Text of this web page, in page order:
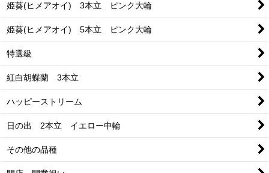
姫葵(ヒメアオイ) 3本立 ピンク大輪
姫葵(ヒメアオイ) 5本立 ピンク大輪
特選級
紅白胡蝶蘭 3本立
ハッピーストリーム
日の出 2本立 イエロー中輪
その他の品種